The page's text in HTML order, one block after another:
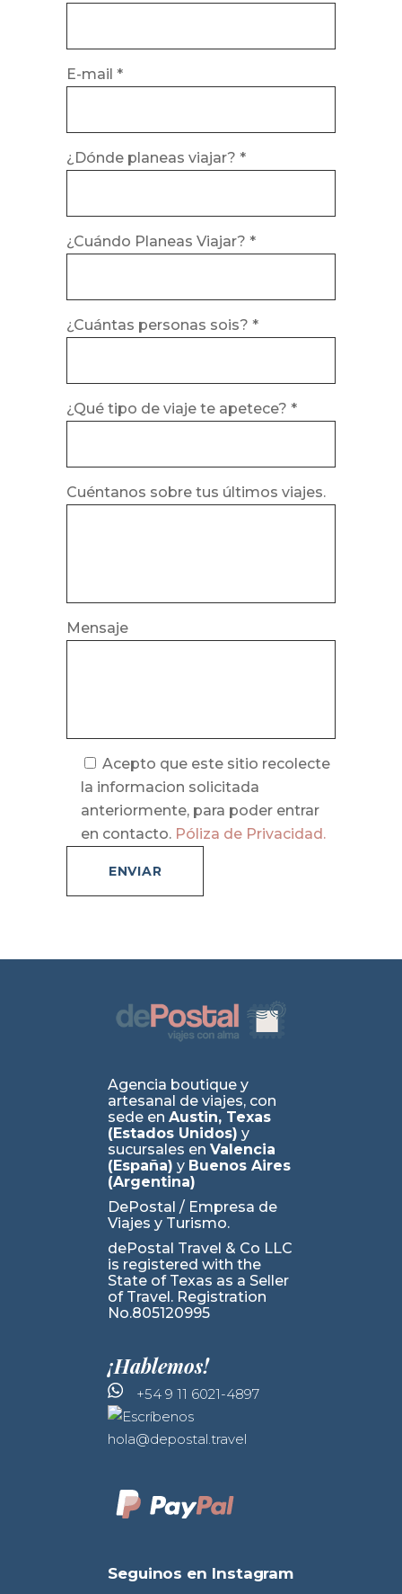
E-mail *
¿Dónde planeas viajar? *
¿Cuándo Planeas Viajar? *
¿Cuántas personas sois? *
¿Qué tipo de viaje te apetece? *
Cuéntanos sobre tus últimos viajes.
Mensaje
Acepto que este sitio recolecte
la informacion solicitada
anteriormente, para poder entrar
en contacto. Póliza de Privacidad.
Agencia boutique y
artesanal de viajes, con
sede en Austin, Texas
(Estados Unidos) y
sucursales en Valencia
(España) y Buenos Aires
(Argentina)
DePostal / Empresa de
Viajes y Turismo.
dePostal Travel & Co LLC
is registered with the
State of Texas as a Seller
of Travel. Registration
No.805120995
¡Hablemos!
+54 9 11 6021-4897
hola@depostal.travel
Seguinos en Instagram